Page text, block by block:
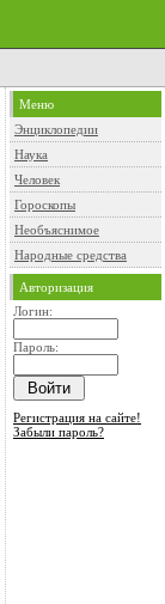
Меню
Энциклопедии
Наука
Человек
Гороскопы
Необъяснимое
Народные средства
Авторизация
Логин:
Пароль:
Регистрация на сайте!
Забыли пароль?